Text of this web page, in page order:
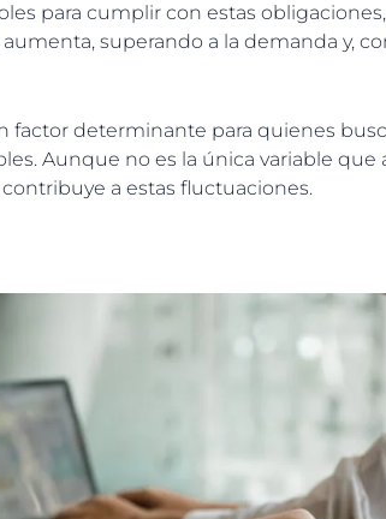
para cumplir con estas
superando a la demanda y,
factor determinante para quienes
Aunque no es la única variable que
a estas fluctuaciones.